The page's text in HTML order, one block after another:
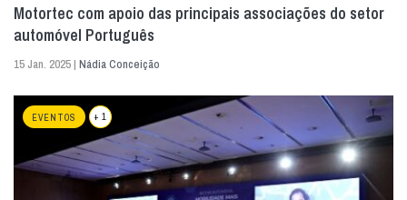
Motortec com apoio das principais associações do setor
automóvel Português
15 Jan. 2025 | Nádia Conceição
EVENTOS + 1